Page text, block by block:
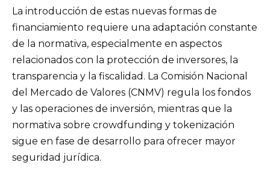
La introducción de estas nuevas formas de
financiamiento requiere una adaptación constante
de la normativa, especialmente en aspectos
relacionados con la protección de inversores, la
transparencia y la fiscalidad. La Comisión Nacional
del Mercado de Valores (CNMV) regula los fondos
y las operaciones de inversión, mientras que la
normativa sobre crowdfunding y tokenización
sigue en fase de desarrollo para ofrecer mayor
seguridad jurídica.